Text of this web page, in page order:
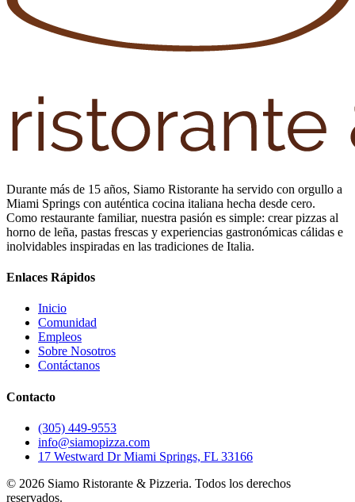
Durante más de 15 años, Siamo Ristorante ha servido con orgullo a
Miami Springs con auténtica cocina italiana hecha desde cero.
Como restaurante familiar, nuestra pasión es simple: crear pizzas al
horno de leña, pastas frescas y experiencias gastronómicas cálidas e
inolvidables inspiradas en las tradiciones de Italia.
Enlaces Rápidos
Inicio
Comunidad
Empleos
Sobre Nosotros
Contáctanos
Contacto
(305) 449-9553
info@siamopizza.com
17 Westward Dr Miami Springs, FL 33166
© 2026 Siamo Ristorante & Pizzeria. Todos los derechos
reservados.